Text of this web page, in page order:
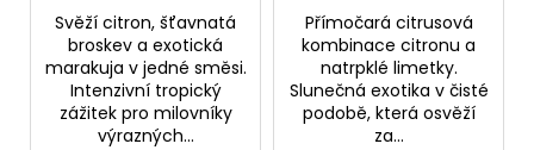
Svěží citron, šťavnatá
broskev a exotická
marakuja v jedné směsi.
Intenzivní tropický
zážitek pro milovníky
výrazných...
Přímočará citrusová
kombinace citronu a
natrpklé limetky.
Slunečná exotika v čisté
podobě, která osvěží
za...